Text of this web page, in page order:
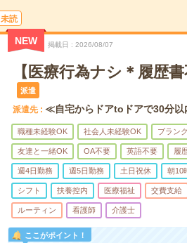
未読
NEW 掲載日 2026/08/07
【医療行為ナシ＊履歴
派遣
派遣先 ≪自宅からドアtoドアで30分以
職種未経験OK 社会人未経験OK ブラン
友達と一緒OK OA不要 英語不要 履
週4日勤務 週5日勤務 土日祝休 朝10
シフト 扶養控内 医療福祉 交費支給
ルーティン 看護師 介護士
ここがポイント！